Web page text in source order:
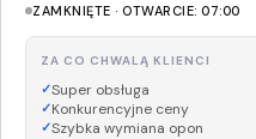
ZAMKNIĘTE · OTWARCIE: 07:00
ZA CO CHWALĄ KLIENCI
Super obsługa
Konkurencyjne ceny
Szybka wymiana opon